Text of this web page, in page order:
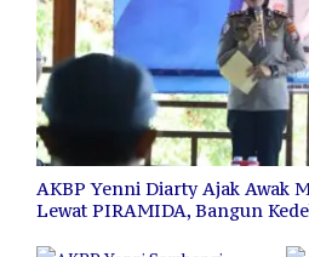
AKBP Yenni Diarty Ajak Awak
Lewat PIRAMIDA, Bangun